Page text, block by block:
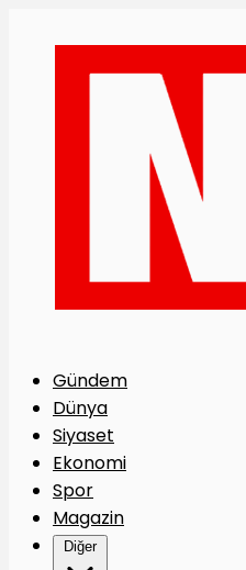
Gündem
Dünya
Siyaset
Ekonomi
Spor
Magazin
Diğer